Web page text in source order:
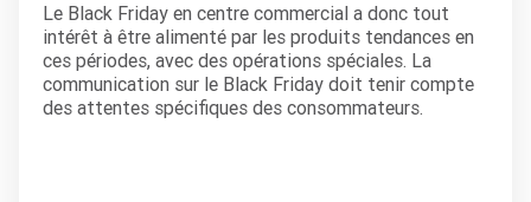
Le Black Friday en centre commercial a donc tout
intérêt à être alimenté par les produits tendances en
ces périodes, avec des opérations spéciales. La
communication sur le Black Friday doit tenir compte
des attentes spécifiques des consommateurs.